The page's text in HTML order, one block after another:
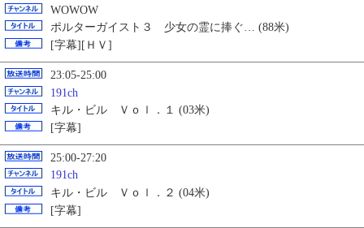
WOWOW
ポルターガイスト３ 少女の霊に捧ぐ… (88米)
[字幕][ＨＶ]
23:05-25:00
191ch
キル・ビル Ｖｏｌ．１ (03米)
[字幕]
25:00-27:20
191ch
キル・ビル Ｖｏｌ．２ (04米)
[字幕]